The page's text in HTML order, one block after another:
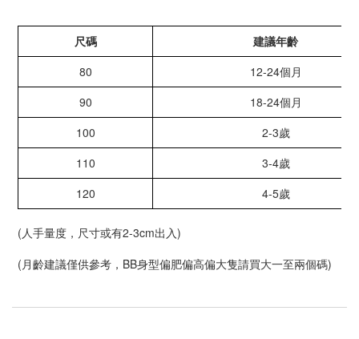
尺碼
建議年齡
80
12-24個月
90
18-24個月
100
2-3歲
110
3-4歲
120
4-5歲
(人手量度，尺寸或有2-3cm出入)
(月齡建議僅供參考，BB身型偏肥偏高偏大隻請買大一至兩個碼)